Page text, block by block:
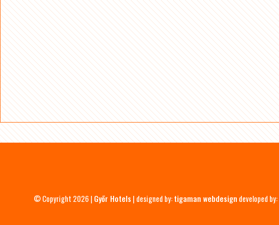
© Copyright 2026 | Győr Hotels | designed by:tigaman webdesign developed by: